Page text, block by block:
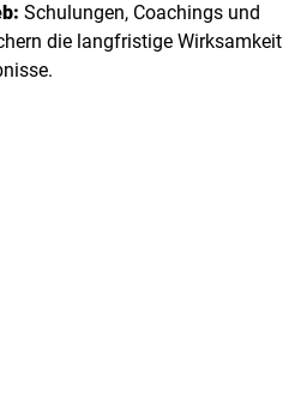
Schulungen, Coachings und
die langfristige Wirksamkeit